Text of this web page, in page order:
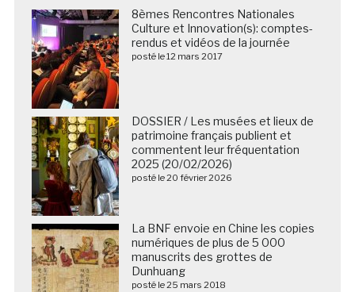
8èmes Rencontres Nationales
Culture et Innovation(s): comptes-
rendus et vidéos de la journée
posté le 12 mars 2017
DOSSIER / Les musées et lieux de
patrimoine français publient et
commentent leur fréquentation
2025 (20/02/2026)
posté le 20 février 2026
La BNF envoie en Chine les copies
numériques de plus de 5 000
manuscrits des grottes de
Dunhuang
posté le 25 mars 2018